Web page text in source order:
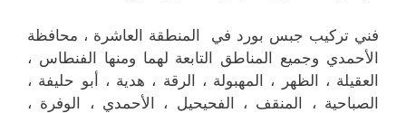
فني تركيب جبس بورد في المنطقة العاشرة ، محافظة
الأحمدي وجميع المناطق التابعة لهما ومنها الفنطاس ،
العقيلة ، الظهر ، المهبولة ، الرقة ، هدية ، أبو حليفة ،
الصباحية ، المنقف ، الفحيحيل ، الأحمدي ، الوفرة ،